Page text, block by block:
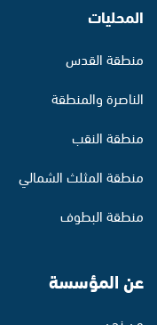
المحليات
منطقة القدس
الناصرة والمنطقة
منطقة النقب
منطقة المثلث الشمالي
منطقة البطوف
عن المؤسسة